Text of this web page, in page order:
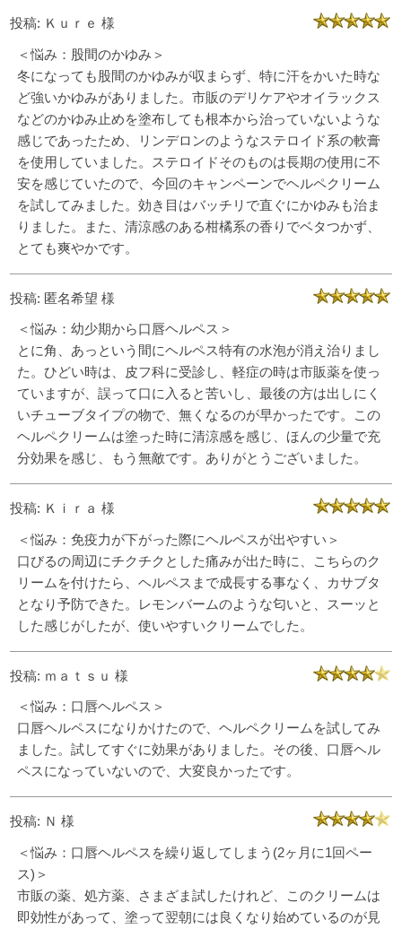
投稿: Ｋｕｒｅ 様
＜悩み：股間のかゆみ＞
冬になっても股間のかゆみが収まらず、特に汗をかいた時な
ど強いかゆみがありました。市販のデリケアやオイラックス
などのかゆみ止めを塗布しても根本から治っていないような
感じであったため、リンデロンのようなステロイド系の軟膏
を使用していました。ステロイドそのものは長期の使用に不
安を感じていたので、今回のキャンペーンでヘルペクリーム
を試してみました。効き目はバッチリで直ぐにかゆみも治ま
りました。また、清涼感のある柑橘系の香りでベタつかず、
とても爽やかです。
投稿: 匿名希望 様
＜悩み：幼少期から口唇ヘルペス＞
とに角、あっという間にヘルペス特有の水泡が消え治りまし
た。ひどい時は、皮フ科に受診し、軽症の時は市販薬を使っ
ていますが、誤って口に入ると苦いし、最後の方は出しにく
いチューブタイプの物で、無くなるのが早かったです。この
ヘルペクリームは塗った時に清涼感を感じ、ほんの少量で充
分効果を感じ、もう無敵です。ありがとうございました。
投稿: Ｋｉｒａ 様
＜悩み：免疫力が下がった際にヘルペスが出やすい＞
口びるの周辺にチクチクとした痛みが出た時に、こちらのク
リームを付けたら、ヘルペスまで成長する事なく、カサブタ
となり予防できた。レモンバームのような匂いと、スーッと
した感じがしたが、使いやすいクリームでした。
投稿: ｍａｔｓｕ 様
＜悩み：口唇ヘルペス＞
口唇ヘルペスになりかけたので、ヘルペクリームを試してみ
ました。試してすぐに効果がありました。その後、口唇ヘル
ペスになっていないので、大変良かったです。
投稿: Ｎ 様
＜悩み：口唇ヘルペスを繰り返してしまう(2ヶ月に1回ペー
ス)＞
市販の薬、処方薬、さまざま試したけれど、このクリームは
即効性があって、塗って翌朝には良くなり始めているのが見